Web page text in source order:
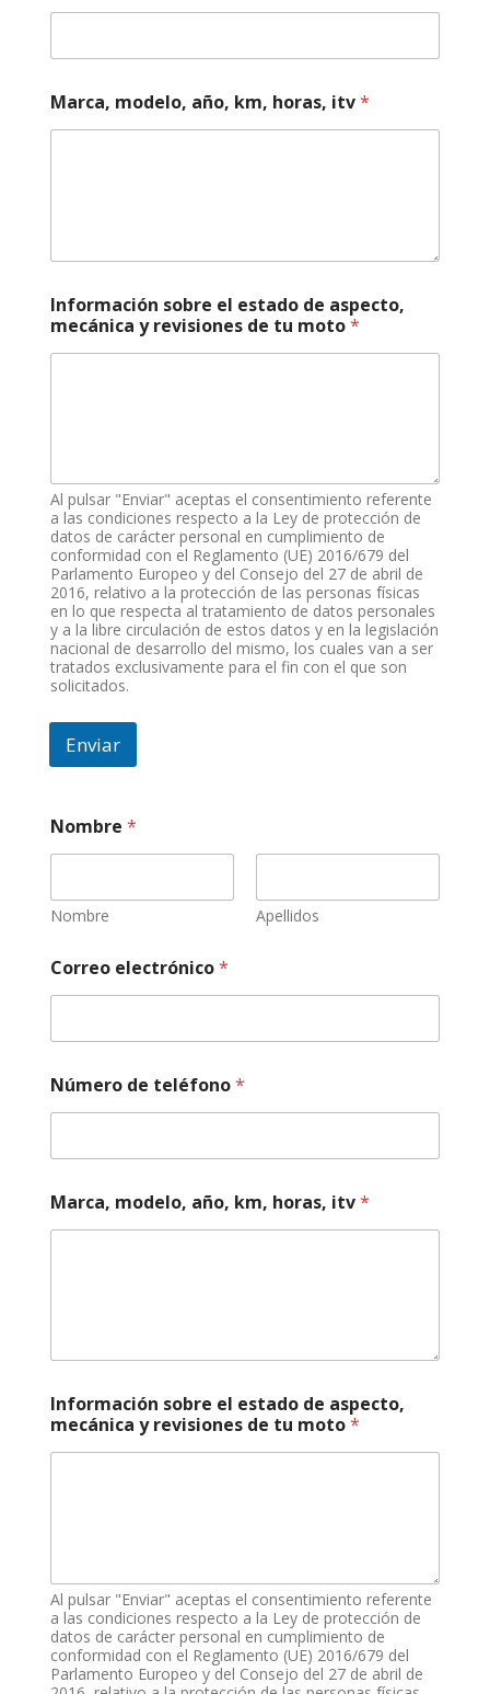
Marca, modelo, año, km, horas, itv*
Información sobre el estado de aspecto,
mecánica y revisiones de tu moto*
Al pulsar "Enviar" aceptas el consentimiento referente
a las condiciones respecto a la Ley de protección de
datos de carácter personal en cumplimiento de
conformidad con el Reglamento (UE) 2016/679 del
Parlamento Europeo y del Consejo del 27 de abril de
2016, relativo a la protección de las personas físicas
en lo que respecta al tratamiento de datos personales
y a la libre circulación de estos datos y en la legislación
nacional de desarrollo del mismo, los cuales van a ser
tratados exclusivamente para el fin con el que son
solicitados.
Enviar
Nombre *
Nombre Apellidos
Correo electrónico*
Número de teléfono*
N
o
Marca, modelo, año, km, horas, itv*
Información sobre el estado de aspecto,
mecánica y revisiones de tu moto*
Al pulsar "Enviar" aceptas el consentimiento referente
a las condiciones respecto a la Ley de protección de
datos de carácter personal en cumplimiento de
conformidad con el Reglamento (UE) 2016/679 del
Parlamento Europeo y del Consejo del 27 de abril de